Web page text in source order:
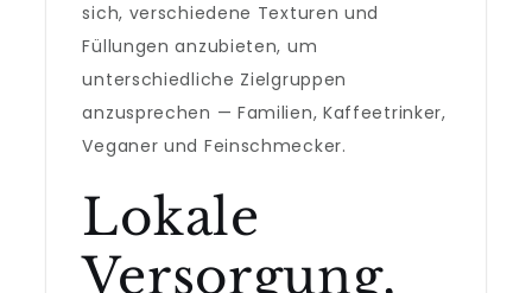
sich, verschiedene Texturen und
Füllungen anzubieten, um
unterschiedliche Zielgruppen
anzusprechen — Familien, Kaffeetrinker,
Veganer und Feinschmecker.
Lokale
Versorgung,